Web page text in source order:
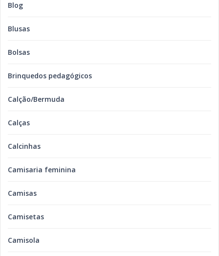
Blog
Blusas
Bolsas
Brinquedos pedagógicos
Calção/Bermuda
Calças
Calcinhas
Camisaria feminina
Camisas
Camisetas
Camisola